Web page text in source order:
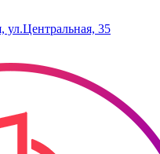
ул.Центральная, 35